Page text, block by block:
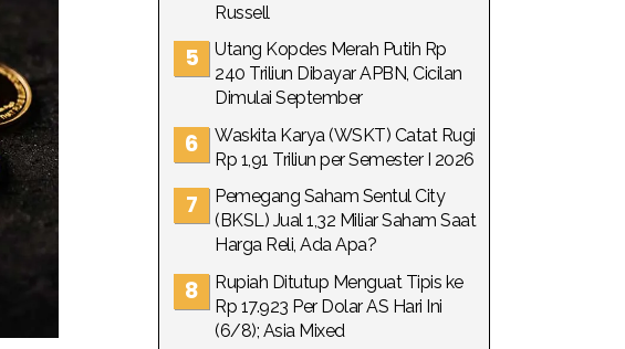
Russell
Utang Kopdes Merah Putih Rp
240 Triliun Dibayar APBN, Cicilan
Dimulai September
Waskita Karya (WSKT) Catat Rugi
Rp 1,91 Triliun per Semester I 2026
Pemegang Saham Sentul City
(BKSL) Jual 1,32 Miliar Saham Saat
Harga Reli, Ada Apa?
Rupiah Ditutup Menguat Tipis ke
Rp 17.923 Per Dolar AS Hari Ini
(6/8); Asia Mixed